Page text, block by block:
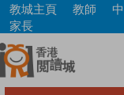
Skip
main
content
教城主頁 教師
家長